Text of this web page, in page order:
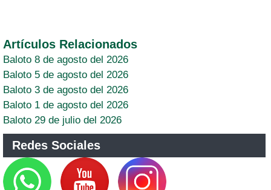
Artículos Relacionados
Baloto 8 de agosto del 2026
Baloto 5 de agosto del 2026
Baloto 3 de agosto del 2026
Baloto 1 de agosto del 2026
Baloto 29 de julio del 2026
Redes Sociales